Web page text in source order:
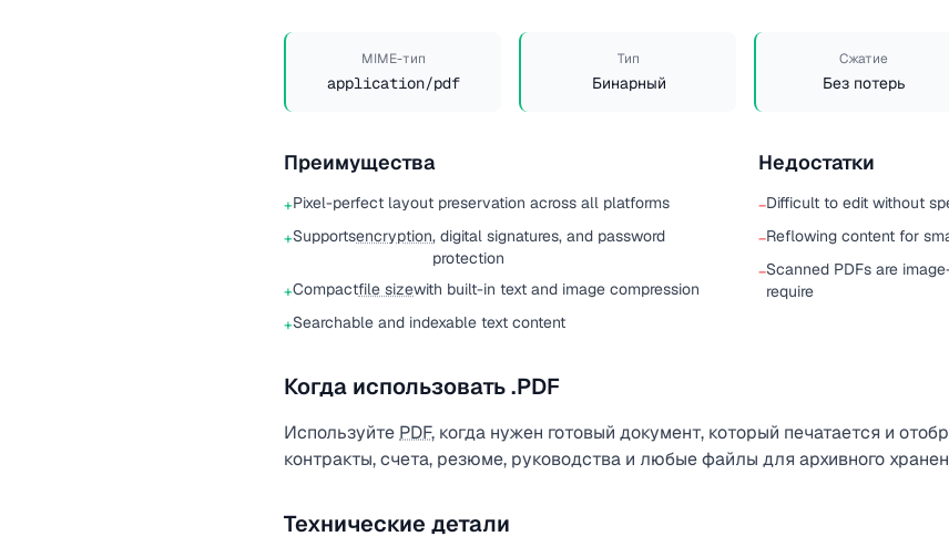
MIME-тип
application/pdf
Тип
Бинарный
Сжатие
Без потерь
Преимущества
+Pixel-perfect layout preservation across all platforms
+Supportsencryption, digital signatures, and password
protection
+Compactfile sizewith built-in text and image compression
+Searchable and indexable text content
Недостатки
−Difficult to edit without
−Reflowing content for
−Scanned PDFs are
require
Когда использовать .PDF
Используйте PDF, когда нужен готовый документ, который печатается и
контракты, счета, резюме, руководства и любые файлы для архивного
Технические детали